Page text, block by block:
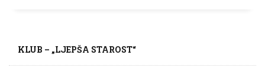
KLUB – „LJEPŠA STAROST“